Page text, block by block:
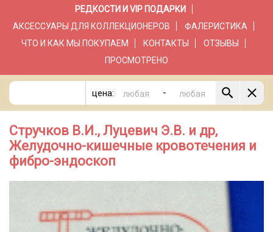
РЕДКОСТИ И VIP ПОДАРКИ
АКСЕССУАРЫ ДЛЯ КОЛЛЕКЦИОНЕРОВ
ФАЛЕРИСТИКА
ЧТО И КАК МЫ ПОКУПАЕМ
КОНТАКТЫ
ОТЗЫВЫ
ПРОСМОТРЕНО
цена: -
Стручков В.И., Луцевич Э.В. и др,
Желудочно-кишечные кровотечения и
фибро-эндоскоп